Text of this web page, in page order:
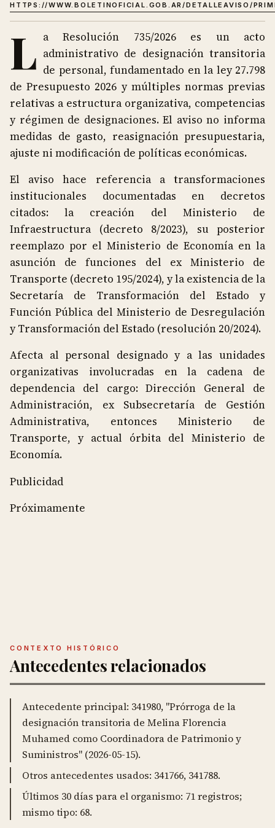
HTTPS://WWW.BOLETINOFICIAL.GOB.AR/DETALLEAVISO/
L a Resolución 735/2026 es un acto
administrativo de designación transitoria
de personal, fundamentado en la ley 27.798
de Presupuesto 2026 y múltiples normas previas
relativas a estructura organizativa, competencias
y régimen de designaciones. El aviso no informa
medidas de gasto, reasignación presupuestaria,
ajuste ni modificación de políticas económicas.
El aviso hace referencia a transformaciones
institucionales documentadas en decretos
citados: la creación del Ministerio de
Infraestructura (decreto 8/2023), su posterior
reemplazo por el Ministerio de Economía en la
asunción de funciones del ex Ministerio de
Transporte (decreto 195/2024), y la existencia de la
Secretaría de Transformación del Estado y
Función Pública del Ministerio de Desregulación
y Transformación del Estado (resolución 20/2024).
Afecta al personal designado y a las unidades
organizativas involucradas en la cadena de
dependencia del cargo: Dirección General de
Administración, ex Subsecretaría de Gestión
Administrativa, entonces Ministerio de
Transporte, y actual órbita del Ministerio de
Economía.
Publicidad
Próximamente
CONTEXTO HISTÓRICO
Antecedentes relacionados
Antecedente principal: 341980, "Prórroga de la
designación transitoria de Melina Florencia
Muhamed como Coordinadora de Patrimonio y
Suministros" (2026-05-15).
Otros antecedentes usados: 341766, 341788.
Últimos 30 días para el organismo: 71 registros;
mismo tipo: 68.